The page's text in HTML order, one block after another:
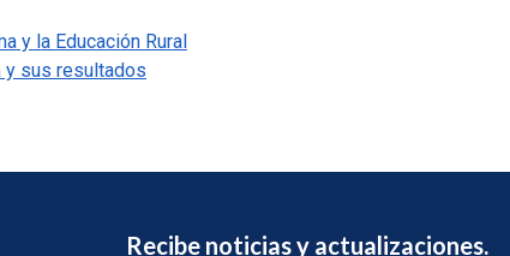
y la Educación Rural
y sus resultados
Recibe noticias y actualizaciones.